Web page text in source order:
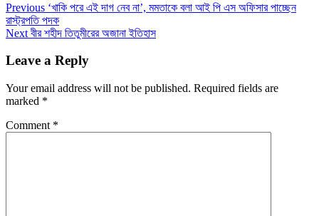
Previous ‘খাকি পরে এই দাগ নেব না’, মমতাকে বলা আই পি এস অফিসার পাচ্ছেন
রাস্ট্রপতি পদক
Nextবীর শহীদ তিতুমীরের অজানা ইতিহাস
Leave a Reply
Your email address will not be published. Required fields are
marked *
Comment *